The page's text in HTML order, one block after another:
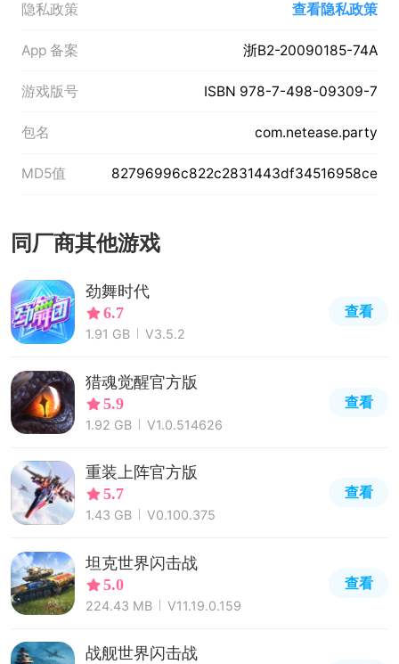
隐私政策 查看隐私政策
App 备案 浙B2-20090185-74A
游戏版号 ISBN 978-7-498-09309-7
包名 com.netease.party
MD5值 82796996c822c2831443df34516958ce
同厂商其他游戏
劲舞时代
6.7
1.91 GB V3.5.2
查看
猎魂觉醒官方版
5.9
1.92 GB V1.0.514626
查看
重装上阵官方版
5.7
1.43 GB V0.100.375
查看
坦克世界闪击战
5.0
224.43 MB V11.19.0.159
查看
战舰世界闪击战